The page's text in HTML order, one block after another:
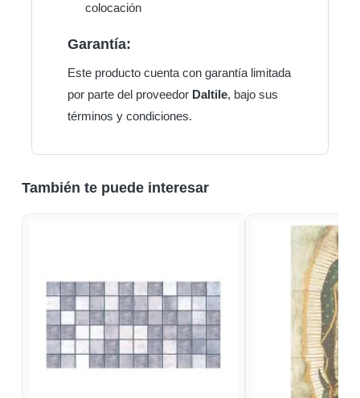
colocación
Garantía:
Este producto cuenta con garantía limitada
por parte del proveedor Daltile, bajo sus
términos y condiciones.
También te puede interesar